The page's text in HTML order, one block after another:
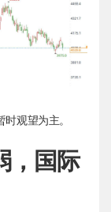
观望为主。
，国际